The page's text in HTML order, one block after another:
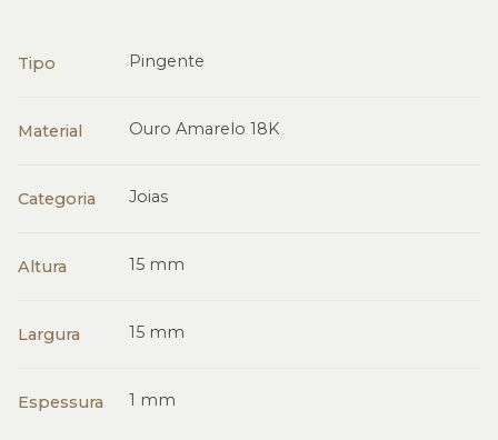
Tipo Pingente
Material Ouro Amarelo 18K
Categoria Joias
Altura 15 mm
Largura 15 mm
Espessura 1 mm